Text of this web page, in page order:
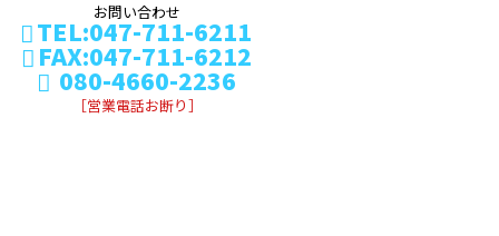
お問い合わせ
TEL:047-711-6211
FAX:047-711-6212
080-4660-2236
［営業電話お断り］